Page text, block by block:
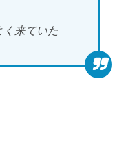
く来ていた